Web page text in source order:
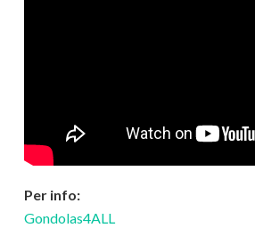
Per info:
Gondolas4ALL